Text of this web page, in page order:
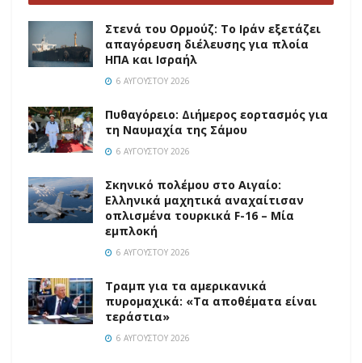
Στενά του Ορμούζ: Το Ιράν εξετάζει
απαγόρευση διέλευσης για πλοία
ΗΠΑ και Ισραήλ
6 ΑΥΓΟΎΣΤΟΥ 2026
Πυθαγόρειο: Διήμερος εορτασμός για
τη Ναυμαχία της Σάμου
6 ΑΥΓΟΎΣΤΟΥ 2026
Σκηνικό πολέμου στο Αιγαίο:
Ελληνικά μαχητικά αναχαίτισαν
οπλισμένα τουρκικά F-16 – Μία
εμπλοκή
6 ΑΥΓΟΎΣΤΟΥ 2026
Τραμπ για τα αμερικανικά
πυρομαχικά: «Τα αποθέματα είναι
τεράστια»
6 ΑΥΓΟΎΣΤΟΥ 2026